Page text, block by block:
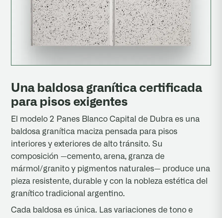
Una baldosa granítica certificada
para pisos exigentes
El modelo 2 Panes Blanco Capital de Dubra es una
baldosa granítica maciza pensada para pisos
interiores y exteriores de alto tránsito. Su
composición —cemento, arena, granza de
mármol/granito y pigmentos naturales— produce una
pieza resistente, durable y con la nobleza estética del
granítico tradicional argentino.
Cada baldosa es única. Las variaciones de tono e